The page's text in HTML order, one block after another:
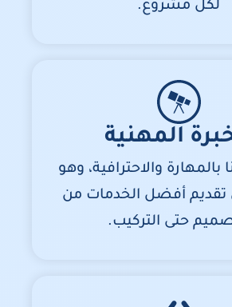
لكل مشروع.
المهنية
بالمهارة والاحترافية، وهو
تقديم أفضل الخدمات من
حتى التركيب.